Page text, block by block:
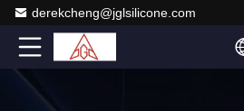
derekcheng@jglsilicone.com